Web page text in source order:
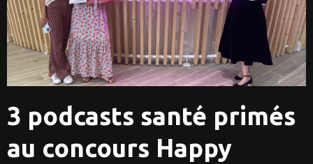
3 podcasts santé primés
au concours Happy